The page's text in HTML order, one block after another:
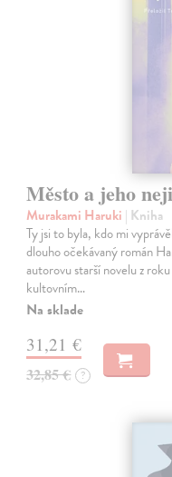
Město a jeho
Murakami Haruki | Kniha
Ty jsi to byla, kdo mi
dlouho očekávaný román
autorovu starší novelu z
kultovním…
Na sklade
31,21 €
32,85 € ?